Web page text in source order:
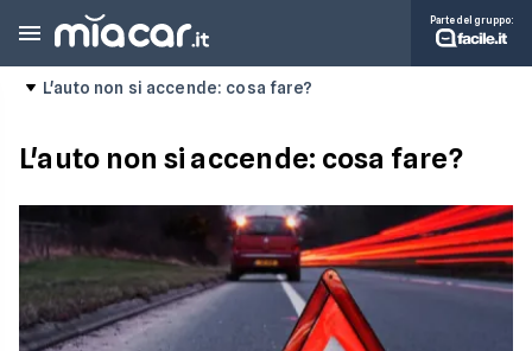
Parte del gruppo:
L'auto non si accende: cosa fare?
L'auto non si accende: cosa fare?